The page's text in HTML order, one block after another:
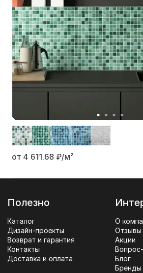
от 4 611.68 ₽/м²
Полезно
Каталог
Дизайн-проекты
Возврат и гарантия
Контакты
Доставка и оплата
О
Отзывы
Акции
Блог
Бренды